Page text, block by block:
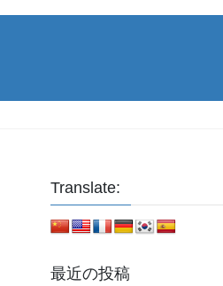
Translate:
最近の投稿